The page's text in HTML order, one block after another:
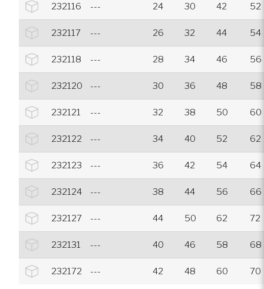
232116 --- 24 30 42 52
232117 --- 26 32 44 54
232118 --- 28 34 46 56
232120 --- 30 36 48 58
232121 --- 32 38 50 60
232122 --- 34 40 52 62
232123 --- 36 42 54 64
232124 --- 38 44 56 66
232127 --- 44 50 62 72
232131 --- 40 46 58 68
232172 --- 42 48 60 70